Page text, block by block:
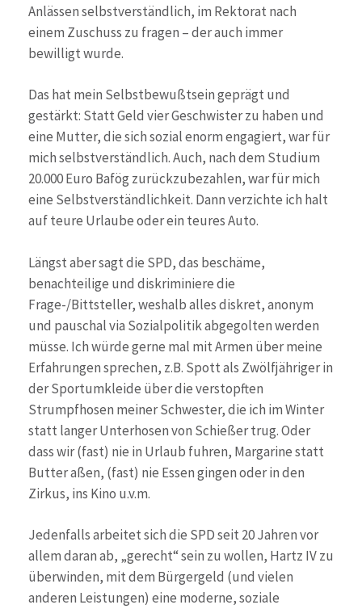
Anlässen selbstverständlich, im Rektorat nach
einem Zuschuss zu fragen – der auch immer
bewilligt wurde.
Das hat mein Selbstbewußtsein geprägt und
gestärkt: Statt Geld vier Geschwister zu haben und
eine Mutter, die sich sozial enorm engagiert, war für
mich selbstverständlich. Auch, nach dem Studium
20.000 Euro Bafög zurückzubezahlen, war für mich
eine Selbstverständlichkeit. Dann verzichte ich halt
auf teure Urlaube oder ein teures Auto.
Längst aber sagt die SPD, das beschäme,
benachteilige und diskriminiere die
Frage-/Bittsteller, weshalb alles diskret, anonym
und pauschal via Sozialpolitik abgegolten werden
müsse. Ich würde gerne mal mit Armen über meine
Erfahrungen sprechen, z.B. Spott als Zwölfjähriger in
der Sportumkleide über die verstopften
Strumpfhosen meiner Schwester, die ich im Winter
statt langer Unterhosen von Schießer trug. Oder
dass wir (fast) nie in Urlaub fuhren, Margarine statt
Butter aßen, (fast) nie Essen gingen oder in den
Zirkus, ins Kino u.v.m.
Jedenfalls arbeitet sich die SPD seit 20 Jahren vor
allem daran ab, „gerecht“ sein zu wollen, Hartz IV zu
überwinden, mit dem Bürgergeld (und vielen
anderen Leistungen) eine moderne, soziale